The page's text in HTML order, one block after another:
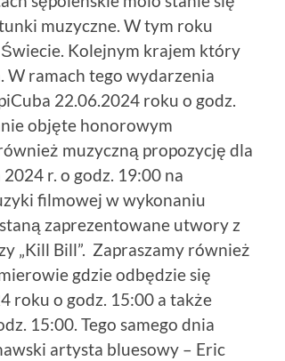
muzyczne. W tym roku
Kolejnym krajem który
W ramach tego wydarzenia
22.06.2024 roku o godz.
objęte honorowym
muzyczną propozycję dla
r. o godz. 19:00 na
filmowej w wykonaniu
zaprezentowane utwory z
„Kill Bill”. Zapraszamy również
gdzie odbędzie się
roku o godz. 15:00 a także
15:00. Tego samego dnia
artysta bluesowy – Eric